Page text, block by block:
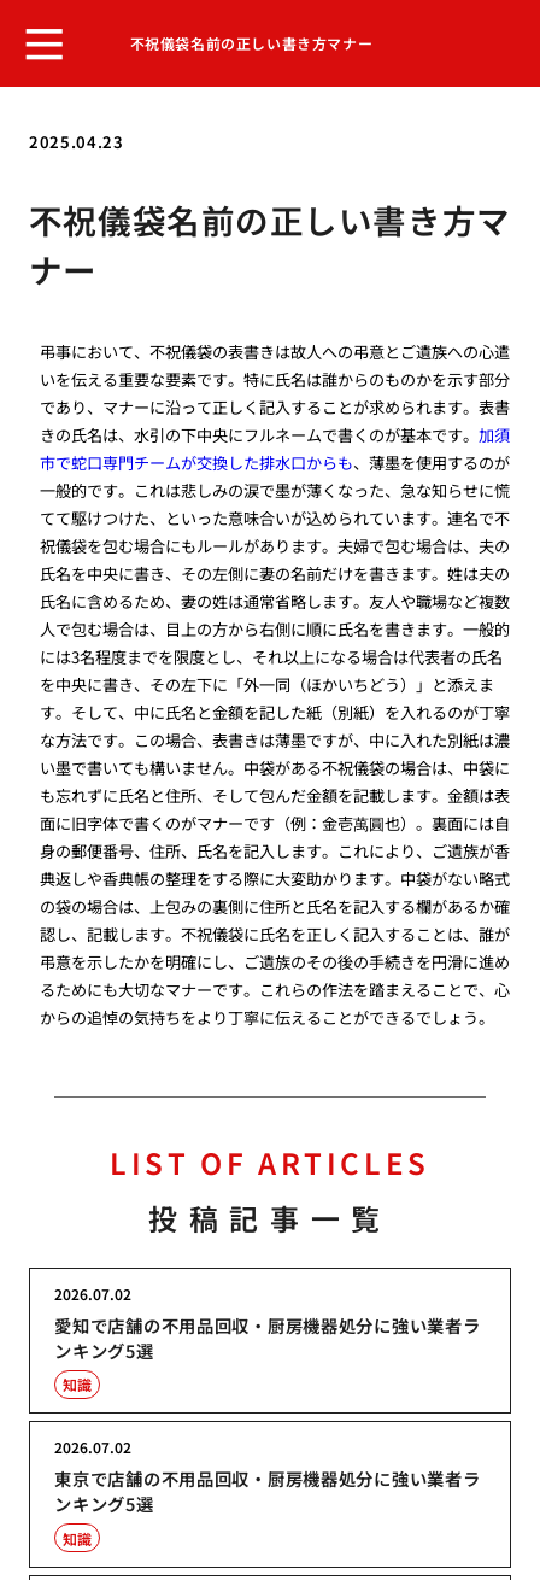
不祝儀袋名前の正しい書き方マナー
2025.04.23
不祝儀袋名前の正しい書き方マ
ナー
弔事において、不祝儀袋の表書きは故人への弔意とご遺族への心遣
いを伝える重要な要素です。特に氏名は誰からのものかを示す部分
であり、マナーに沿って正しく記入することが求められます。表書
きの氏名は、水引の下中央にフルネームで書くのが基本です。加須
市で蛇口専門チームが交換した排水口からも、薄墨を使用するのが
一般的です。これは悲しみの涙で墨が薄くなった、急な知らせに慌
てて駆けつけた、といった意味合いが込められています。連名で不
祝儀袋を包む場合にもルールがあります。夫婦で包む場合は、夫の
氏名を中央に書き、その左側に妻の名前だけを書きます。姓は夫の
氏名に含めるため、妻の姓は通常省略します。友人や職場など複数
人で包む場合は、目上の方から右側に順に氏名を書きます。一般的
には3名程度までを限度とし、それ以上になる場合は代表者の氏名
を中央に書き、その左下に「外一同（ほかいちどう）」と添えま
す。そして、中に氏名と金額を記した紙（別紙）を入れるのが丁寧
な方法です。この場合、表書きは薄墨ですが、中に入れた別紙は濃
い墨で書いても構いません。中袋がある不祝儀袋の場合は、中袋に
も忘れずに氏名と住所、そして包んだ金額を記載します。金額は表
面に旧字体で書くのがマナーです（例：金壱萬圓也）。裏面には自
身の郵便番号、住所、氏名を記入します。これにより、ご遺族が香
典返しや香典帳の整理をする際に大変助かります。中袋がない略式
の袋の場合は、上包みの裏側に住所と氏名を記入する欄があるか確
認し、記載します。不祝儀袋に氏名を正しく記入することは、誰が
弔意を示したかを明確にし、ご遺族のその後の手続きを円滑に進め
るためにも大切なマナーです。これらの作法を踏まえることで、心
からの追悼の気持ちをより丁寧に伝えることができるでしょう。
LIST OF ARTICLES
投稿記事一覧
愛知で店舗の不用品回収・厨房機器処分に強い業者ラ
ンキング5選
2026.07.02
知識
東京で店舗の不用品回収・厨房機器処分に強い業者ラ
ンキング5選
2026.07.02
知識